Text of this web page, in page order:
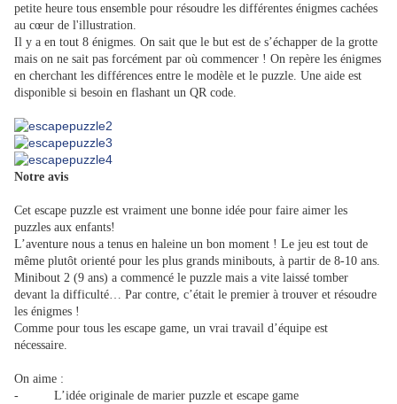
petite heure tous ensemble pour résoudre les différentes énigmes cachées
au cœur de l'illustration.
Il y a en tout 8 énigmes. On sait que le but est de s’échapper de la grotte
mais on ne sait pas forcément par où commencer ! On repère les énigmes
en cherchant les différences entre le modèle et le puzzle. Une aide est
disponible si besoin en flashant un QR code.
Notre avis
Cet escape puzzle est vraiment une bonne idée pour faire aimer les
puzzles aux enfants!
L’aventure nous a tenus en haleine un bon moment ! Le jeu est tout de
même plutôt orienté pour les plus grands minibouts, à partir de 8-10 ans.
Minibout 2 (9 ans) a commencé le puzzle mais a vite laissé tomber
devant la difficulté… Par contre, c’était le premier à trouver et résoudre
les énigmes !
Comme pour tous les escape game, un vrai travail d’équipe est
nécessaire.
On aime :
- L’idée originale de marier puzzle et escape game